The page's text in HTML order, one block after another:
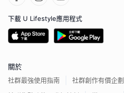
下載 U Lifestyle應用程式
關於
社群最強使用指南
社群創作有價企劃